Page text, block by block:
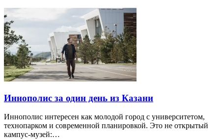
Иннополис за один день из Казани
Иннополис интересен как молодой город с университетом,
технопарком и современной планировкой. Это не открытый
кампус-музей:…